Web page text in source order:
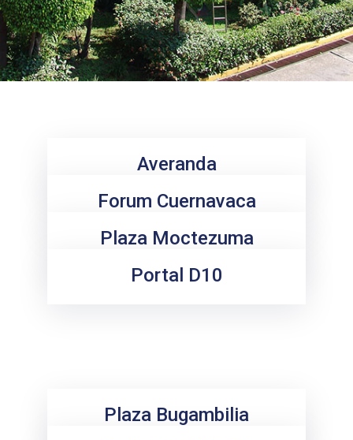
Averanda
Forum Cuernavaca
Plaza Moctezuma
Portal D10
Plaza Bugambilia